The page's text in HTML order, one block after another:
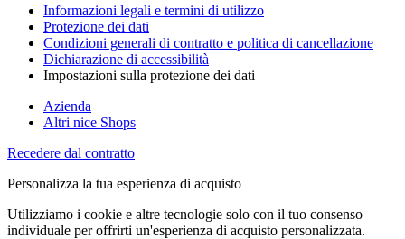
Informazioni legali e termini di utilizzo
Protezione dei dati
Condizioni generali di contratto e politica di cancellazione
Dichiarazione di accessibilità
Impostazioni sulla protezione dei dati
Azienda
Altri nice Shops
Recedere dal contratto
Personalizza la tua esperienza di acquisto
Utilizziamo i cookie e altre tecnologie solo con il tuo consenso
individuale per offrirti un'esperienza di acquisto personalizzata.